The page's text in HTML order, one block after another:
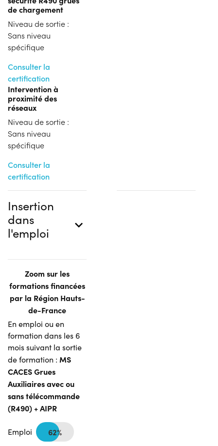
de chargement
Niveau de sortie :
Sans niveau
spécifique
Consulter la
certification
Intervention à
proximité des
réseaux
Niveau de sortie :
Sans niveau
spécifique
Consulter la
certification
Insertion
dans
l'emploi
Zoom sur les
formations financées
par la Région Hauts-
de-France
En emploi ou en
formation dans les 6
mois suivant la sortie
de formation : MS
CACES Grues
Auxiliaires avec ou
sans télécommande
(R490) + AIPR
Emploi 62%